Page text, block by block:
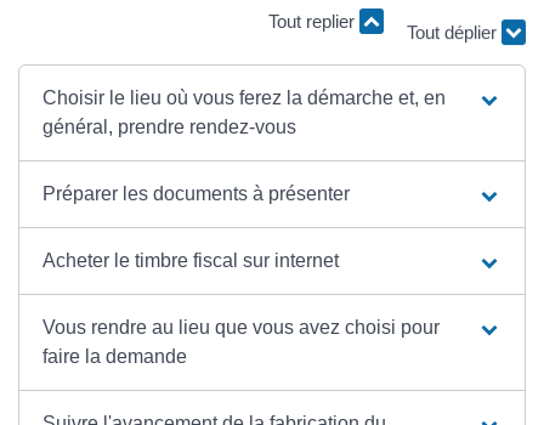
Tout replier
Tout déplier
Choisir le lieu où vous ferez la démarche et, en
général, prendre rendez-vous
Préparer les documents à présenter
Acheter le timbre fiscal sur internet
Vous rendre au lieu que vous avez choisi pour
faire la demande